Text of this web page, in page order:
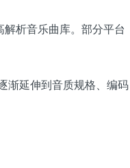
析音乐曲库。部分平台
渐延伸到音质规格、编码